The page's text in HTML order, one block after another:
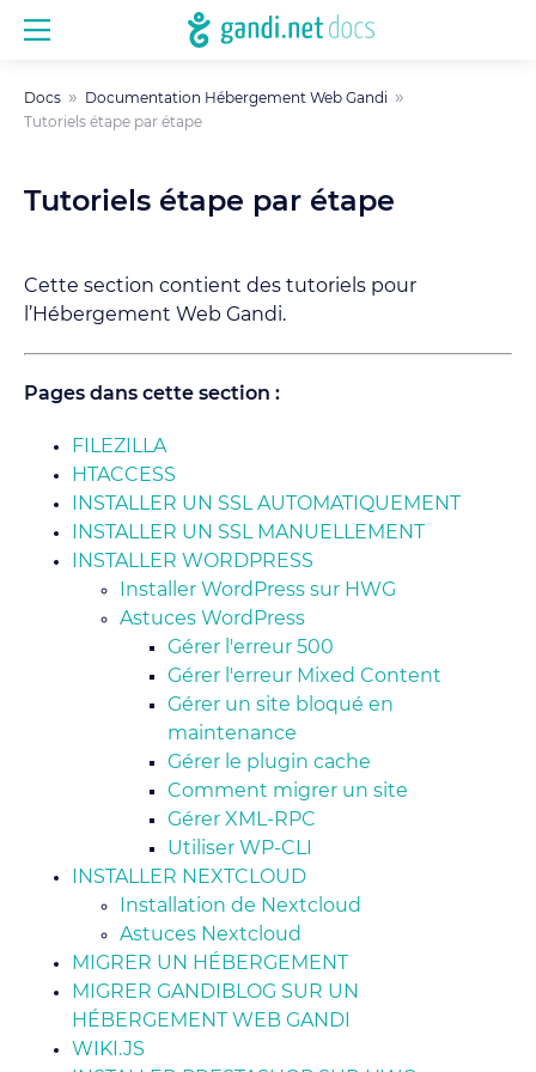
Docs
Documentation Hébergement Web Gandi
Tutoriels étape par étape
Tutoriels étape par étape
Cette section contient des tutoriels pour
l’Hébergement Web Gandi.
Pages dans cette section :
FILEZILLA
HTACCESS
INSTALLER UN SSL AUTOMATIQUEMENT
INSTALLER UN SSL MANUELLEMENT
INSTALLER WORDPRESS
Installer WordPress sur HWG
Astuces WordPress
Gérer l'erreur 500
Gérer l'erreur Mixed Content
Gérer un site bloqué en
maintenance
Gérer le plugin cache
Comment migrer un site
Gérer XML-RPC
Utiliser WP-CLI
INSTALLER NEXTCLOUD
Installation de Nextcloud
Astuces Nextcloud
MIGRER UN HÉBERGEMENT
MIGRER GANDIBLOG SUR UN
HÉBERGEMENT WEB GANDI
WIKI.JS